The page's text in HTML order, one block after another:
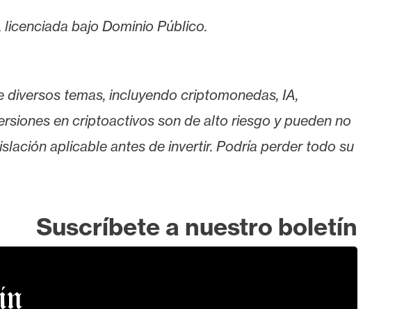
bajo Dominio Público.
temas, incluyendo criptomonedas, IA,
en criptoactivos son de alto riesgo y pueden no
aplicable antes de invertir. Podría perder todo su
Suscríbete a nuestro boletín